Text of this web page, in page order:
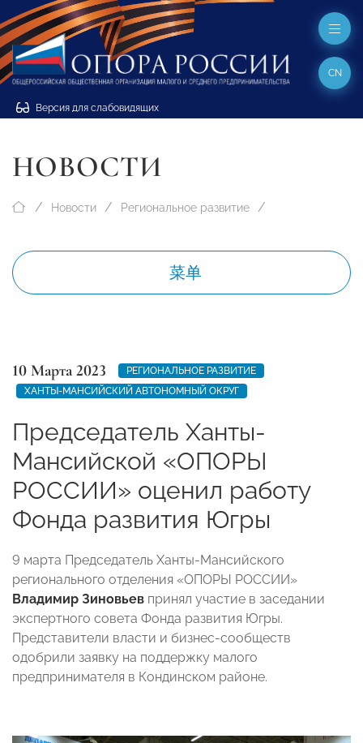
Версия для слабовидящих
CN
НОВОСТИ
Новости Региональное развитие
菜单
10 Марта 2023
РЕГИОНАЛЬНОЕ РАЗВИТИЕ
ХАНТЫ-МАНСИЙСКИЙ АВТОНОМНЫЙ ОКРУГ
Председатель Ханты-
Мансийской «ОПОРЫ
РОССИИ» оценил работу
Фонда развития Югры
9 марта Председатель Ханты-Мансийского
регионального отделения «ОПОРЫ РОССИИ»
Владимир Зиновьев принял участие в заседании
экспертного совета Фонда развития Югры.
Представители власти и бизнес-сообществ
одобрили заявку на поддержку малого
предпринимателя в Кондинском районе.